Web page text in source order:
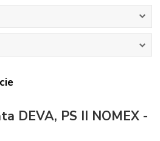
DEVA, PS II NOMEX -